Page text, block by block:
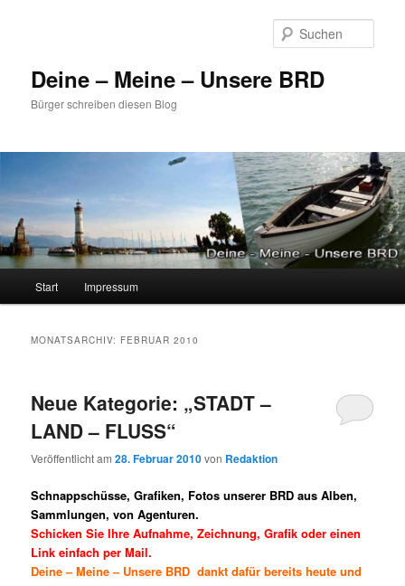
Deine – Meine – Unsere BRD
Bürger schreiben diesen Blog
Start Impressum
MONATSARCHIV: FEBRUAR 2010
Neue Kategorie: „STADT –
LAND – FLUSS“
Veröffentlicht am28. Februar 2010von Redaktion
Schnappschüsse, Grafiken, Fotos unserer BRD aus Alben,
Sammlungen, von Agenturen.
Schicken Sie Ihre Aufnahme, Zeichnung, Grafik oder einen
Link einfach per Mail.
Deine – Meine – Unsere BRD dankt dafür bereits heute und